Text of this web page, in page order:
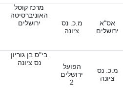
אס"א
ירושלים
מ.כ. נס
ציונה
מרכז קוסל
האוניברסיטה
ירושלים
מ.כ. נס
ציונה
הפועל
ירושלים
2
בי"ס בן גוריון
נס ציונה